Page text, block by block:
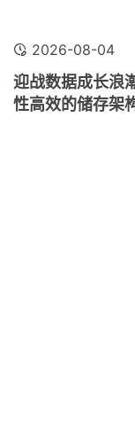
2026-08-04
迎战数据成长浪
性高效的储存架